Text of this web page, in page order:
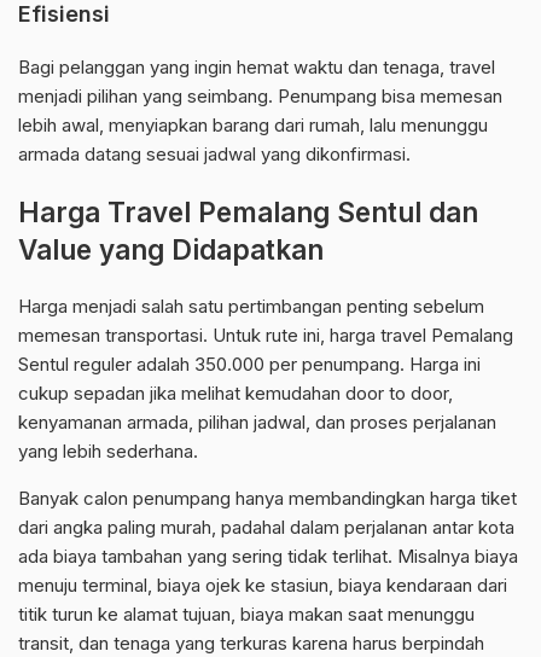
Efisiensi
Bagi pelanggan yang ingin hemat waktu dan tenaga, travel
menjadi pilihan yang seimbang. Penumpang bisa memesan
lebih awal, menyiapkan barang dari rumah, lalu menunggu
armada datang sesuai jadwal yang dikonfirmasi.
Harga Travel Pemalang Sentul dan
Value yang Didapatkan
Harga menjadi salah satu pertimbangan penting sebelum
memesan transportasi. Untuk rute ini, harga travel Pemalang
Sentul reguler adalah 350.000 per penumpang. Harga ini
cukup sepadan jika melihat kemudahan door to door,
kenyamanan armada, pilihan jadwal, dan proses perjalanan
yang lebih sederhana.
Banyak calon penumpang hanya membandingkan harga tiket
dari angka paling murah, padahal dalam perjalanan antar kota
ada biaya tambahan yang sering tidak terlihat. Misalnya biaya
menuju terminal, biaya ojek ke stasiun, biaya kendaraan dari
titik turun ke alamat tujuan, biaya makan saat menunggu
transit, dan tenaga yang terkuras karena harus berpindah